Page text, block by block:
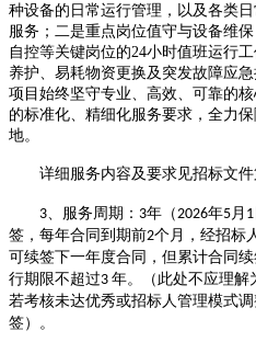
种设备的日常运行管理，以及各类
服务；二是重点岗位值守与设备维
自控等关键岗位的24小时值班运行
养护、易耗物资更换及突发故障应
项目始终坚守专业、高效、可靠的
的标准化、精细化服务要求，全力
地。
详细服务内容及要求见招标文件
3 、服务周期： 3年（2026年5 月 1
签，每年合同到期前2个月，经招标
可续签下一年度合同 ，但累计合同
行期限不超过3 年。 （ 此处不应理解
若考核未达优秀或招标人管理模式
签） 。